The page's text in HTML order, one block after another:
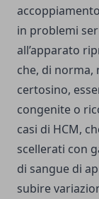
in problemi
all’apparato
che, di norma,
certosino,
congenite o
casi di HCM,
scellerati con
di sangue di
subire